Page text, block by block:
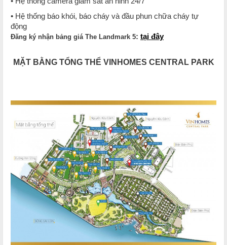
• Hệ thống báo khói, báo cháy và đầu phun chữa cháy tự
động
Đăng ký nhận bảng giá The Landmark 5: tại đây
MẶT BẰNG TỔNG THỂ VINHOMES CENTRAL PARK